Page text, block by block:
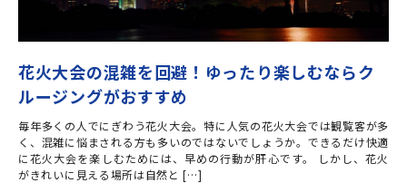
花火大会の混雑を回避！ゆったり楽しむならク
ルージングがおすすめ
毎年多くの人でにぎわう花火大会。特に人気の花火大会では観覧客が多
く、混雑に悩まされる方も多いのではないでしょうか。できるだけ快適
に花火大会を楽しむためには、早めの行動が肝心です。 しかし、花火
がきれいに見える場所は自然と […]